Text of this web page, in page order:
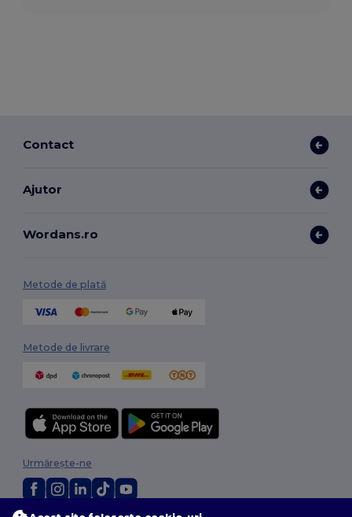
Contact
Ajutor
Wordans.ro
Metode de plată
Metode de livrare
Urmărește-ne